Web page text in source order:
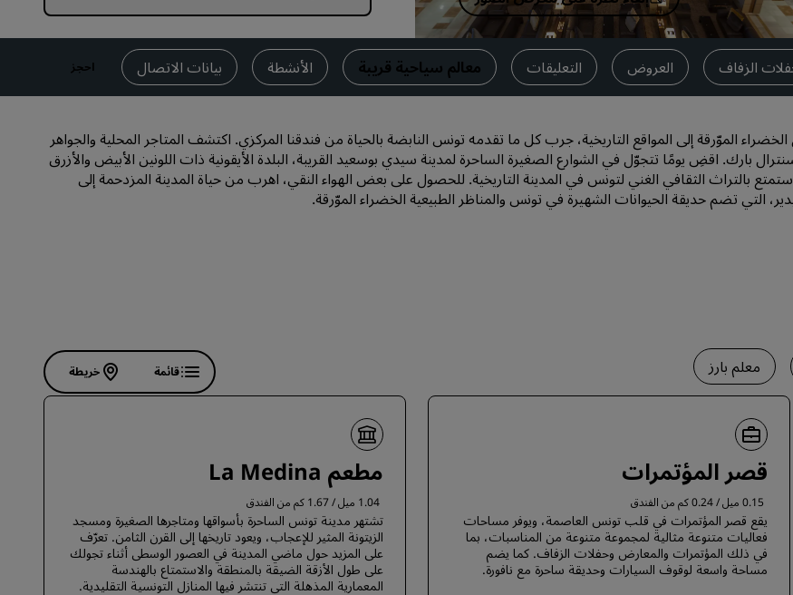
تناول الطعام
البحث عن مطعم
الخدمات الرقمية
تطبيق فنادق راديسون
استكشف برنامج Radisson Rewards
المزايا
كيفية استخدام النقاط
موظفو الحجز ومُنظِّمو الرحلات
الزفاف العروض التعليقات معالم سياحية قريبة الأنشطة بيانات الاتصال احجز
الموّرقة إلى المواقع التاريخية، جرب كل ما تقدمه تونس النابضة بالحياة من فندقنا المركزي. اكتشف المتاجر المحلية والجواهر
بارك. اقضِ يومًا تتجوّل في الشوارع الصغيرة الساحرة لمدينة سيدي بوسعيد القريبة، البلدة الأيقونية ذات اللونين الأبيض والأزرق
بالتراث الثقافي الغني لتونس في المدينة التاريخية. للحصول على بعض الهواء النقي، اهرب من حياة المدينة المزدحمة إلى
التي تضم حديقة الحيوانات الشهيرة في تونس والمناظر الطبيعية الخضراء الموّرقة.
معلم بارز قائمة خريطة
قصر المؤتمرات
0.15 ميل / 0.24 كم من الفندق
يقع قصر المؤتمرات في قلب تونس العاصمة، ويوفر مساحات
فعاليات متنوعة مثالية لمجموعة متنوعة من المناسبات، بما
في ذلك المؤتمرات والمعارض وحفلات الزفاف. كما يضم
مساحة واسعة لوقوف السيارات وحديقة ساحرة مع نافورة.
مطعم La Medina
1.04 ميل / 1.67 كم من الفندق
تشتهر مدينة تونس الساحرة بأسواقها ومتاجرها الصغيرة ومسجد
الزيتونة المثير للإعجاب، ويعود تاريخها إلى القرن الثامن. تعرّف
على المزيد حول ماضي المدينة في العصور الوسطى أثناء تجولك
على طول الأزقة الضيقة بالمنطقة والاستمتاع بالهندسة
المعمارية المذهلة التي تنتشر فيها المنازل التونسية التقليدية.